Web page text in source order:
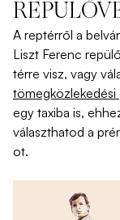
A reptérről a
Liszt Ferenc
térre visz, vagy
tömegközlekedési
egy taxiba is,
választhatod a
ot.